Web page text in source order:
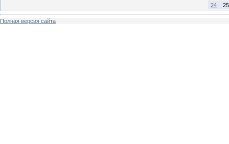
24
25
Полная версия сайта